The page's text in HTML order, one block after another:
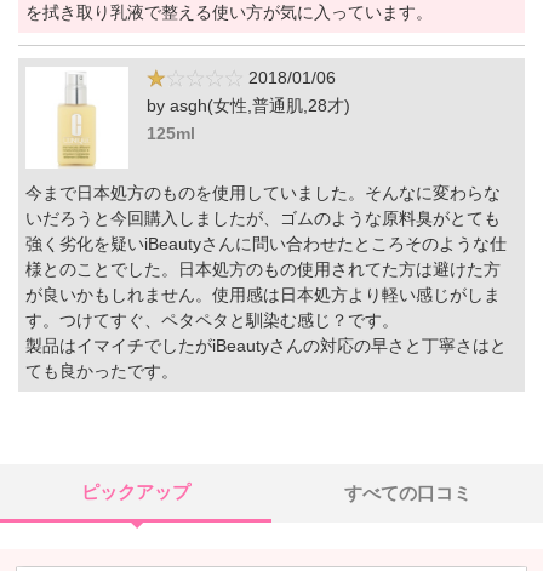
を拭き取り乳液で整える使い方が気に入っています。
2018/01/06
by asgh(女性,普通肌,28才)
125ml
今まで日本処方のものを使用していました。そんなに変わらな
いだろうと今回購入しましたが、ゴムのような原料臭がとても
強く劣化を疑いiBeautyさんに問い合わせたところそのような仕
様とのことでした。日本処方のもの使用されてた方は避けた方
が良いかもしれません。使用感は日本処方より軽い感じがしま
す。つけてすぐ、ペタペタと馴染む感じ？です。
製品はイマイチでしたがiBeautyさんの対応の早さと丁寧さはと
ても良かったです。
ピックアップ すべての口コミ